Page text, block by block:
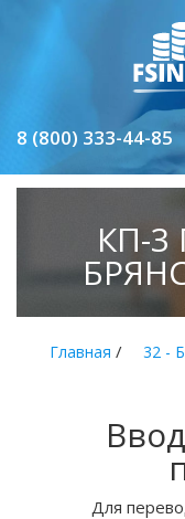
8 (800) 333-44-85
КП-3
Главная / 32 -
Для